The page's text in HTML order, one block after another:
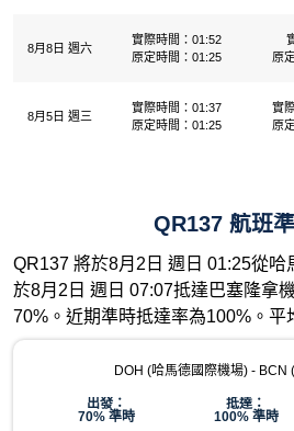
8月8日 週六
實際時間：01:52
原定時間：01:25
原
8月5日 週三
實際時間：01:37
原定時間：01:25
實
原
QR137 航班
QR137 將於8月2日 週日 01:25從哈
於8月2日 週日 07:07抵達巴塞隆拿
70%。近期準時抵達率為100%。平
DOH (哈馬德國際機場) - BCN
出發：
70% 準時
抵達：
100% 準時